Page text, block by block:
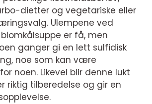
dietter og vegetariske eller
Ulempene ved
er få, men
ganger gi en lett sulfidisk
noe som kan være
noen. Likevel blir denne lukt
riktig tilberedelse og gir en